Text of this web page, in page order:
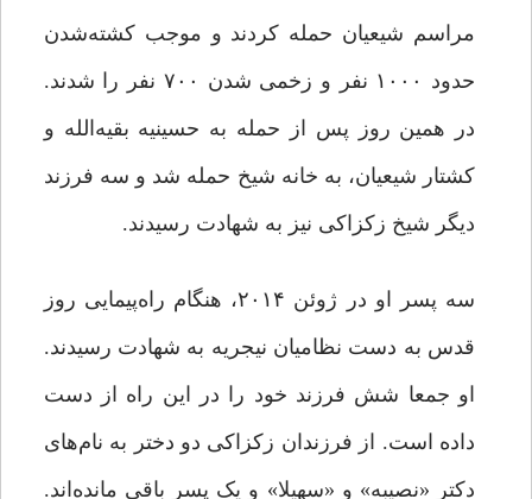
مراسم شیعیان حمله کردند و موجب‌ کشته‌شدن‌
حدود ۱۰۰۰ نفر و زخمی شدن ۷۰۰ نفر را شدند‌.
در‌ همین روز‌ پس‌ از‌ حمله به حسینیه بقیه‌الله‌ و
کشتار شیعیان، به خانه شیخ حمله شد و سه فرزند
دیگر شیخ زکزاکی نیز به شهادت رسیدند.
سه پسر او در ژوئن ۲۰۱۴، هنگام راه‌پیمایی روز
قدس به دست نظامیان نیجریه به شهادت رسیدند.
او جمعا شش فرزند خود را در این راه از دست
داده است. از فرزندان زکزاکی دو دختر به ‌نام‌های
دکتر «نصیبه» و «سهیلا» و یک پسر باقی مانده‌اند.